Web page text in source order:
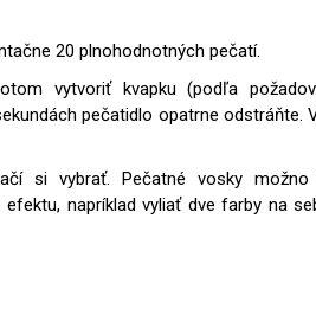
20 plnohodnotných pečatí.
vytvoriť kvapku (podľa
pečatidlo opatrne odstráňte.
si vybrať. Pečatné vosky možno
napríklad vyliať dve farby na